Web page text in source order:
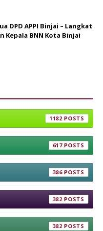
DPD APPI Binjai – Langkat
Kepala BNN Kota Binjai
1182
617
386
382
382